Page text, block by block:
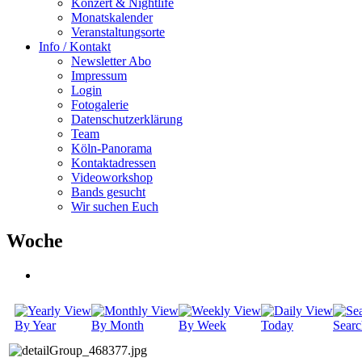
Konzert & Nightlife
Monatskalender
Veranstaltungsorte
Info / Kontakt
Newsletter Abo
Impressum
Login
Fotogalerie
Datenschutzerklärung
Team
Köln-Panorama
Kontaktadressen
Videoworkshop
Bands gesucht
Wir suchen Euch
Woche
By Year By Month By Week Today